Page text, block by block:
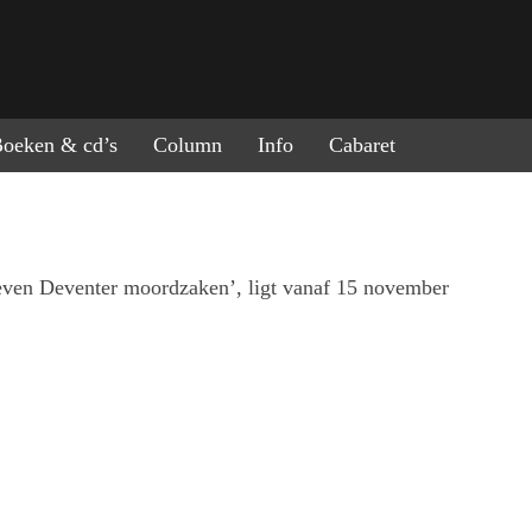
& cd’s Column Info Cabaret
Deventer moordzaken’, ligt vanaf 15 november